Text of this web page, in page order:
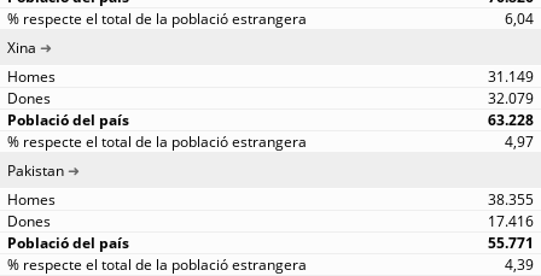
6,04
Xina
31.149
32.079
63.228
4,97
Pakistan
38.355
17.416
55.771
4,39